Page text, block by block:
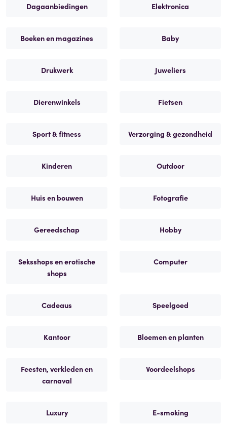
Dagaanbiedingen Elektronica
Boeken en magazines Baby
Drukwerk Juweliers
Dierenwinkels Fietsen
Sport & fitness Verzorging & gezondheid
Kinderen Outdoor
Huis en bouwen Fotografie
Gereedschap Hobby
Seksshops en erotische
shops
Computer
Cadeaus Speelgoed
Kantoor Bloemen en planten
Feesten, verkleden en
carnaval
Voordeelshops
Luxury E-smoking